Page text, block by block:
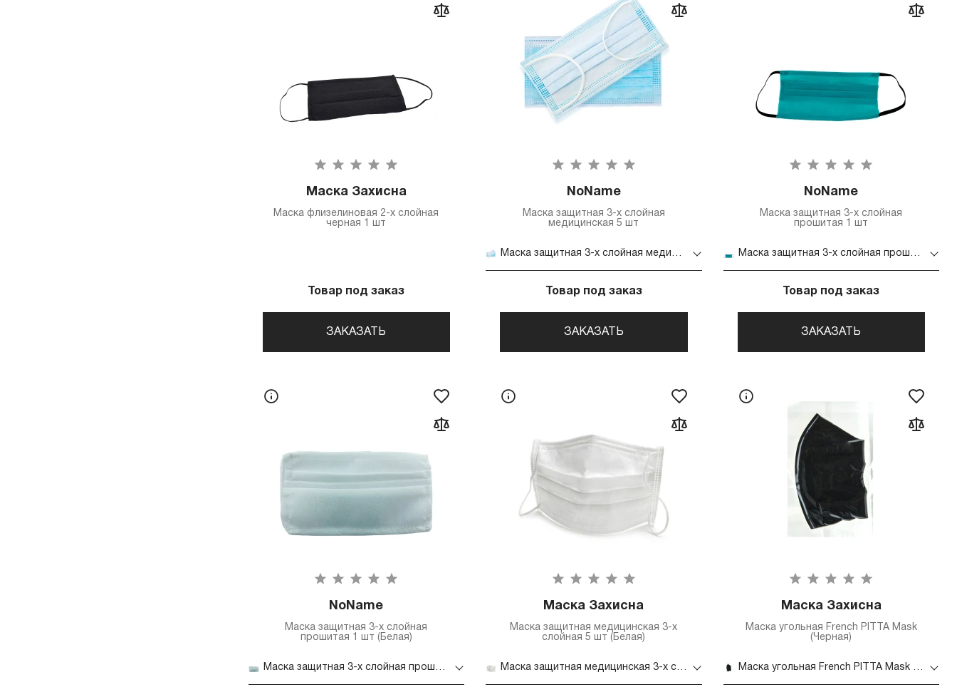
Маска Захисна
Маска флизелиновая 2-х слойная
черная 1 шт
Товар под заказ
ЗАКАЗАТЬ
NoName
Маска защитная 3-х слойная
медицинская 5 шт
Маска защитная 3-х слойная медицинская 5 шт
Товар под заказ
ЗАКАЗАТЬ
NoName
Маска защитная 3-х слойная
прошитая 1 шт
Маска защитная 3-х слойная прошитая 1 шт
Товар под заказ
ЗАКАЗАТЬ
NoName
Маска защитная 3-х слойная
прошитая 1 шт (Белая)
Маска защитная 3-х слойная прошитая 1 шт (Белая)
Маска Захисна
Маска защитная медицинская 3-х
слойная 5 шт (Белая)
Маска защитная медицинская 3-х слойная 5 шт (Белая)
Маска Захисна
Маска угольная French PITTA Mask
(Черная)
Маска угольная French PITTA Mask (Черная)